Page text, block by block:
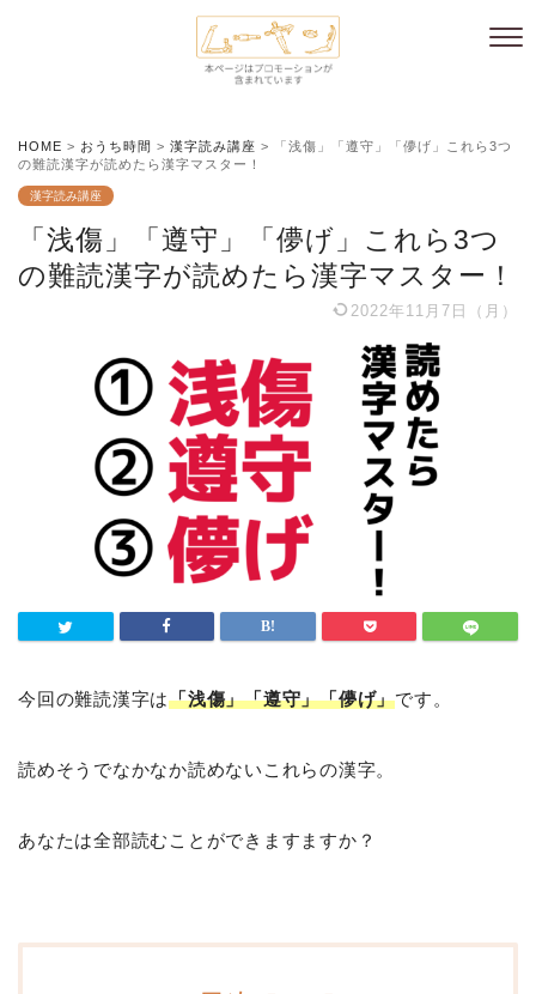
HOME > おうち時間 > 漢字読み講座 >
「浅傷」「遵守」「儚げ」これら3つ
の難読漢字が読めたら漢字マスター！
漢字読み講座
「浅傷」「遵守」「儚げ」これら3つ
の難読漢字が読めたら漢字マスター！
2022年11月7日（月）
今回の難読漢字は「浅傷」「遵守」「儚げ」です。
読めそうでなかなか読めないこれらの漢字。
あなたは全部読むことができますますか？